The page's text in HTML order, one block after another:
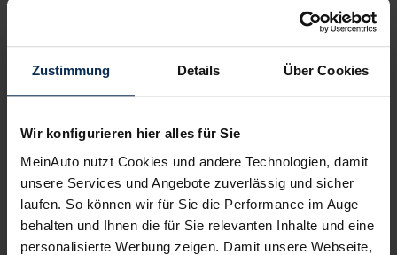
Zustimmung Details Über Cookies
Wir konfigurieren hier alles für Sie
MeinAuto nutzt Cookies und andere Technologien, damit
unsere Services und Angebote zuverlässig und sicher
laufen. So können wir für Sie die Performance im Auge
behalten und Ihnen die für Sie relevanten Inhalte und eine
personalisierte Werbung zeigen. Damit unsere Webseite,
Kundenzufriedenheit!
Neuwagenmarkt in Deutschland. Unsere Kunden haben
dadurch ihr Wunschauto zum Top-Rabatt erhalten und
bewerten unsere Arbeit positiv.
Sehen Sie sich unsere Bewertungen an: